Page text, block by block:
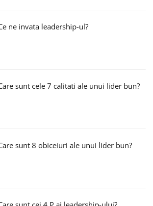
ne invata leadership-ul?
sunt cele 7 calitati ale unui lider bun?
sunt 8 obiceiuri ale unui lider bun?